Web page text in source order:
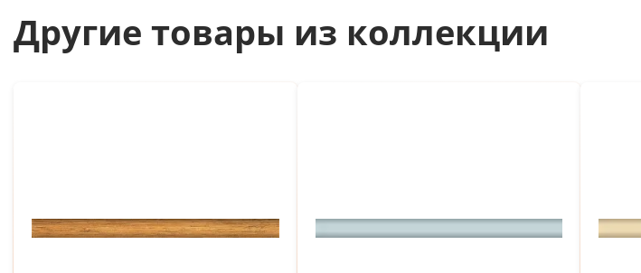
Другие товары из коллекции